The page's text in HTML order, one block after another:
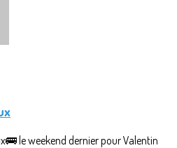
le weekend dernier pour Valentin